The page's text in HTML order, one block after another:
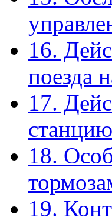
16.
поезда
17.
18.
19.